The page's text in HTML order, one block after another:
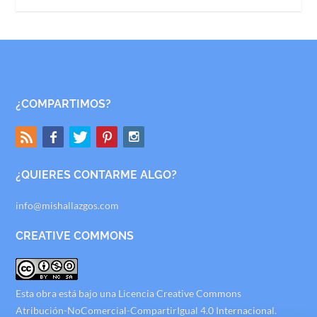
¿COMPARTIMOS?
¿QUIERES CONTARME ALGO?
info@mishallazgos.com
CREATIVE COMMONS
Esta obra está bajo una Licencia Creative Commons
Atribución-NoComercial-CompartirIgual 4.0 Internacional.